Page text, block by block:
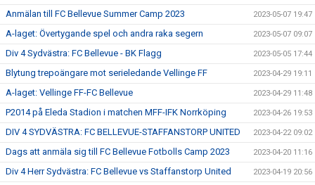
Anmälan till FC Bellevue Summer Camp 2023 2023-05-07 19:47
A-laget: Övertygande spel och andra raka segern 2023-05-07 09:07
Div 4 Sydvästra: FC Bellevue - BK Flagg 2023-05-05 17:44
Blytung trepoängare mot serieledande Vellinge FF 2023-04-29 19:11
A-laget: Vellinge FF-FC Bellevue 2023-04-29 11:48
P2014 på Eleda Stadion i matchen MFF-IFK Norrköping 2023-04-26 19:53
DIV 4 SYDVÄSTRA: FC BELLEVUE-STAFFANSTORP UNITED 2023-04-22 09:02
Dags att anmäla sig till FC Bellevue Fotbolls Camp 2023 2023-04-20 11:16
Div 4 Herr Sydvästra: FC Bellevue vs Staffanstorp United 2023-04-19 20:56